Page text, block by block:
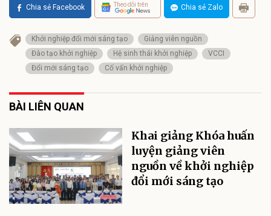
Chia sẻ Facebook Theo dõi trên Chia sẻ Zalo
Khởi nghiệp đổi mới sáng tạo
Giảng viên nguồn
Đào tạo khởi nghiệp
Hệ sinh thái khởi nghiệp
VCCI
Đổi mới sáng tạo
Cố vấn khởi nghiệp
BÀI LIÊN QUAN
Khai giảng Khóa huấn
luyện giảng viên
nguồn về khởi nghiệp
đổi mới sáng tạo